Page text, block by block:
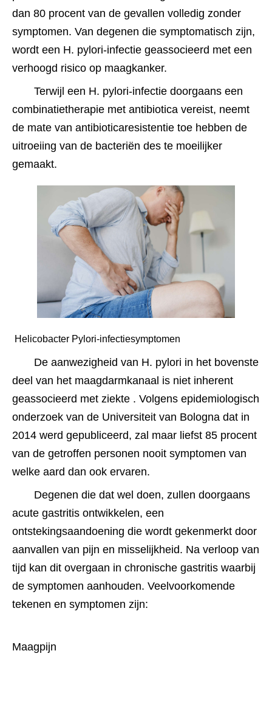
dan 80 procent van de gevallen volledig zonder
symptomen. Van degenen die symptomatisch zijn,
wordt een H. pylori-infectie geassocieerd met een
verhoogd risico op maagkanker.﻿﻿
Terwijl een H. pylori-infectie doorgaans een
combinatietherapie met antibiotica vereist, neemt
de mate van antibioticaresistentie toe hebben de
uitroeiing van de bacteriën des te moeilijker
gemaakt.﻿﻿
Helicobacter Pylori-infectiesymptomen
De aanwezigheid van H. pylori in het bovenste
deel van het maagdarmkanaal is niet inherent
geassocieerd met ziekte . Volgens epidemiologisch
onderzoek van de Universiteit van Bologna dat in
2014 werd gepubliceerd, zal maar liefst 85 procent
van de getroffen personen nooit symptomen van
welke aard dan ook ervaren.
Degenen die dat wel doen, zullen doorgaans
acute gastritis ontwikkelen, een
ontstekingsaandoening die wordt gekenmerkt door
aanvallen van pijn en misselijkheid. Na verloop van
tijd kan dit overgaan in chronische gastritis waarbij
de symptomen aanhouden. Veelvoorkomende
tekenen en symptomen zijn:
Maagpijn